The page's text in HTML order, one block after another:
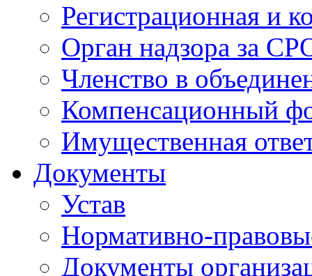
Регистрационная и
Орган надзора за
Членство в
Компенсационный
Имущественная
Документы
Устав
Нормативно-
Документы